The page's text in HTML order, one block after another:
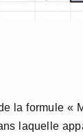
la formule «
laquelle